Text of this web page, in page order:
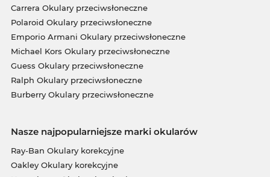
Carrera Okulary przeciwsłoneczne
Polaroid Okulary przeciwsłoneczne
Emporio Armani Okulary przeciwsłoneczne
Michael Kors Okulary przeciwsłoneczne
Guess Okulary przeciwsłoneczne
Ralph Okulary przeciwsłoneczne
Burberry Okulary przeciwsłoneczne
Nasze najpopularniejsze marki okularów
Ray-Ban Okulary korekcyjne
Oakley Okulary korekcyjne